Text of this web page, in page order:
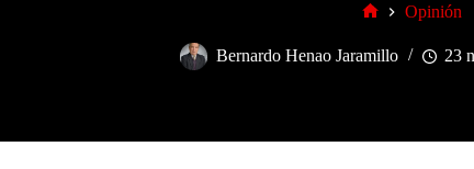
Opinión
Bernardo Henao Jaramillo 23